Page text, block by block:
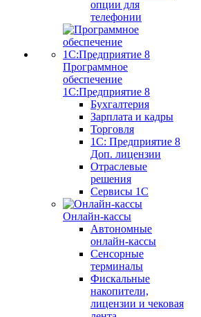
опции для
телефонии
Программное
обеспечение
1С:Предприятие 8
Бухгалтерия
Зарплата и кадры
Торговля
1C: Предприятие 8
Доп. лицензии
Отраслевые
решения
Сервисы 1С
Онлайн-кассы
Автономные
онлайн-кассы
Сенсорные
терминалы
Фискальные
накопители,
лицензии и чековая